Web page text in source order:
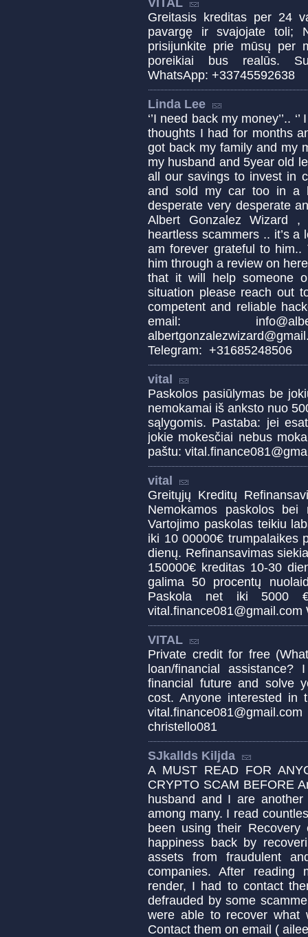
VITAL
Greitasis kreditas per 24
pavargę ir svajojate toli;
prisijunkite prie mūsų per
poreikiai bus realūs.
WhatsApp: +33745592638
Linda Lee
‘’I need back my money’’..
thoughts I had for months
got back my family and my
my husband and 5year old
all our savings to invest in
and sold my car too in a
desperate very desperate
Albert Gonzalez Wizard
heartless scammers .. it’s
am forever grateful to
him through a review on
that it will help someone
situation please reach out
competent and reliable
email:
Telegram: +31685248506
vital
Paskolos pasiūlymas be
nemokamai iš anksto nuo
sąlygomis. Pastaba: jei
jokie mokesčiai nebus
paštu:
vital
Greitųjų Kreditų
Nemokamos paskolos bei
Vartojimo paskolas teikiu
iki 10 00000€ trumpalaikes
dienų. Refinansavimas
150000€ kreditas 10-30
galima 50 procentų
Paskola net iki 5000
VITAL
Private credit for free
loan/financial
financial future and solve
cost. Anyone interested
christello081
SJkallds Kiljda
A MUST READ FOR
CRYPTO SCAM BEFORE
husband and I are
among many. I read
been using their
happiness back by
assets from fraudulent
companies. After reading
render, I had to contact
defrauded by some
were able to recover what
Contact them on email (